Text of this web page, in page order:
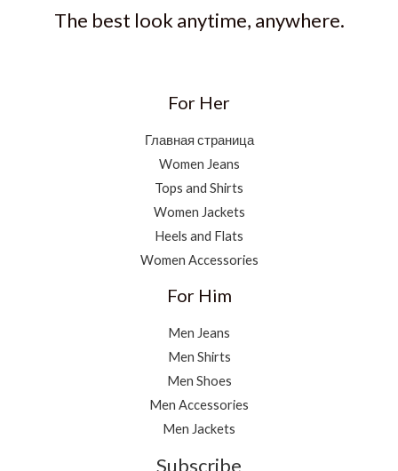
The best look anytime, anywhere.
For Her
Главная страница
Women Jeans
Tops and Shirts
Women Jackets
Heels and Flats
Women Accessories
For Him
Men Jeans
Men Shirts
Men Shoes
Men Accessories
Men Jackets
Subscribe